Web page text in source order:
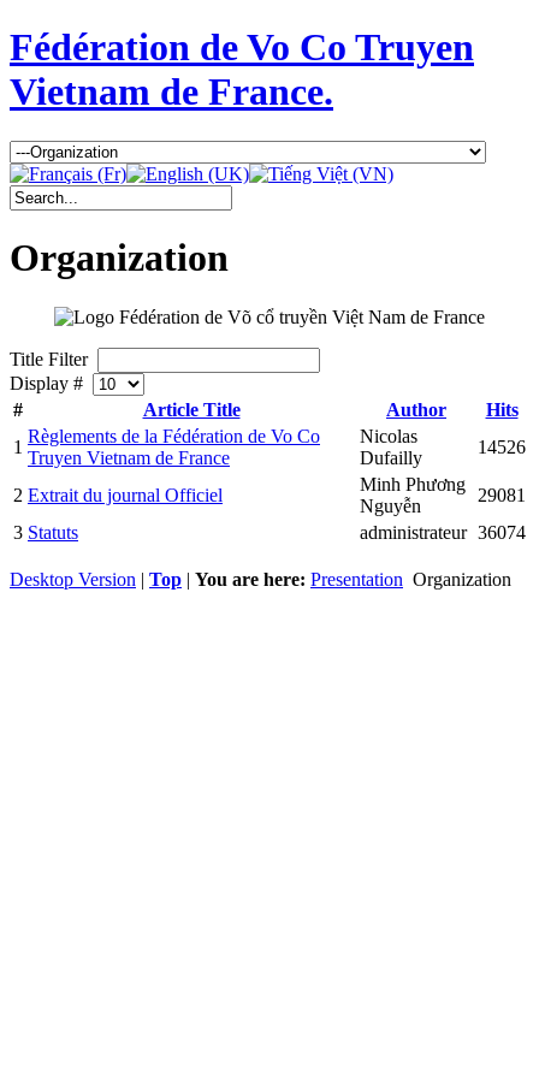
Fédération de Vo Co Truyen
Vietnam de France.
Organization
Title Filter
Display #
#
Article Title Author
Hits
1
Règlements de la Fédération de Vo Co
Truyen Vietnam de France
Nicolas
Dufailly
14526
2 Extrait du journal Officiel
Minh Phương
Nguyễn
29081
3 Statuts administrateur 36074
Desktop Version | Top | You are here: Presentation Organization